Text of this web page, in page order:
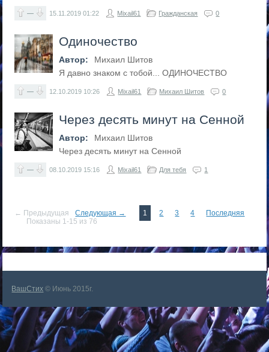
— 15.11.201901:22 Mixail61 Гражданская 0
Одиночество
Автор:
Михаил Шитов
Я давно знаком с тобой... ОДИНОЧЕСТВО
— 12.10.2019 10:26 Mixail61 Михаил Шитов 0
Через десять минут на Сенной
Автор:
Михаил Шитов
Через десять минут на Сенной
— 08.10.2019 15:16 Mixail61 Для тебя 1
← Предыдущая Следующая → 1 2 3 4
Последняя
Показаны 1-15 из 76
ВашСтих © Июнь 2015г.